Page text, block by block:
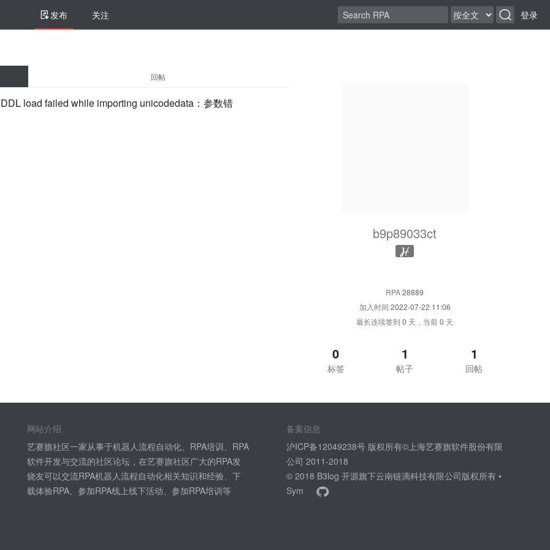
发布 关注 登录
回帖
load failed while importing unicodedata：参数错
b9p89033ct
RPA28889
加入时间 2022-07-22 11:06
最长连续签到 0 天，当前0 天
0
标签
1
帖子
1
回帖
网站介绍
艺赛旗社区一家从事于机器人流程自动化、RPA培训、RPA
软件开发与交流的社区论坛，在艺赛旗社区广大的RPA发
烧友可以交流RPA机器人流程自动化相关知识和经验、下
载体验RPA、参加RPA线上线下活动、参加RPA培训等
备案信息
沪ICP备12049238号 版权所有©上海艺赛旗软件股份有限
公司 2011-2018
© 2018 B3log 开源旗下云南链滴科技有限公司版权所有 •
Sym